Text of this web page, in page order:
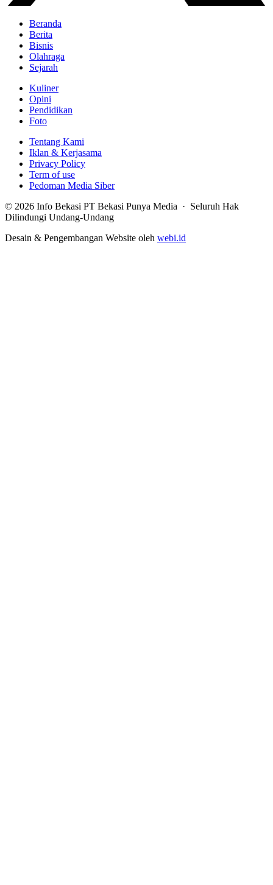
Beranda
Berita
Bisnis
Olahraga
Sejarah
Kuliner
Opini
Pendidikan
Foto
Tentang Kami
Iklan & Kerjasama
Privacy Policy
Term of use
Pedoman Media Siber
© 2026 Info Bekasi PT Bekasi Punya Media · Seluruh Hak
Dilindungi Undang-Undang
Desain & Pengembangan Website oleh webi.id